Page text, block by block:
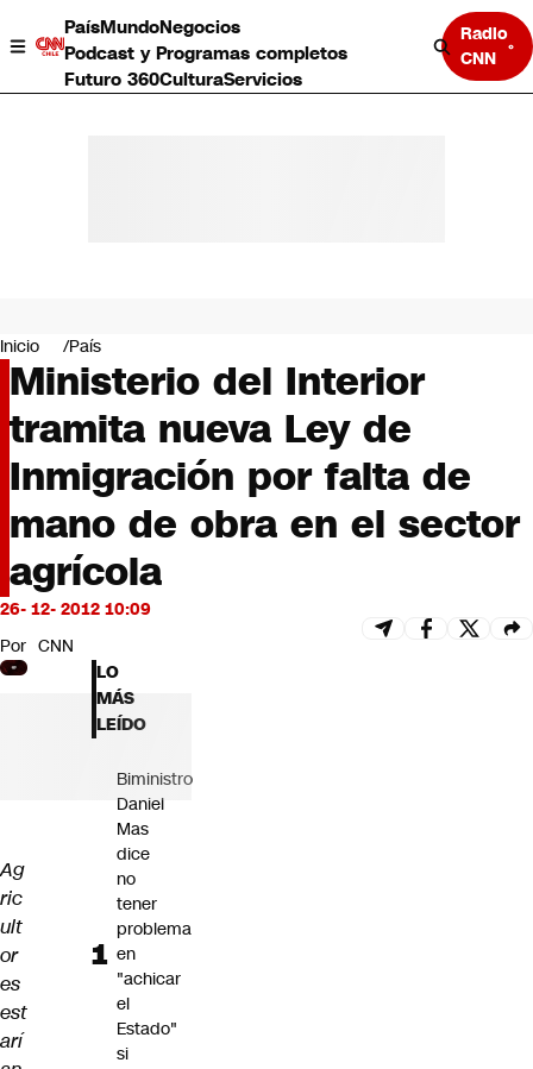
PaísMundoNegocios
Podcast y Programas completos
Futuro 360CulturaServicios
Radio
CNN
Negocios
Deportes
Programas completos
Cultura
Servicios
Bits
CNN Data
CNN tiempo
Futuro 360
Opinión
Inicio País
Ministerio del Interior
tramita nueva Ley de
Inmigración por falta de
mano de obra en el sector
agrícola
26- 12- 2012 10:09
Por CNN
Ag
ric
ult
or
es
est
arí
LO
MÁS
LEÍDO
Biministro
Daniel
Mas
dice
no
tener
problema
en
"achicar
el
Estado"
si